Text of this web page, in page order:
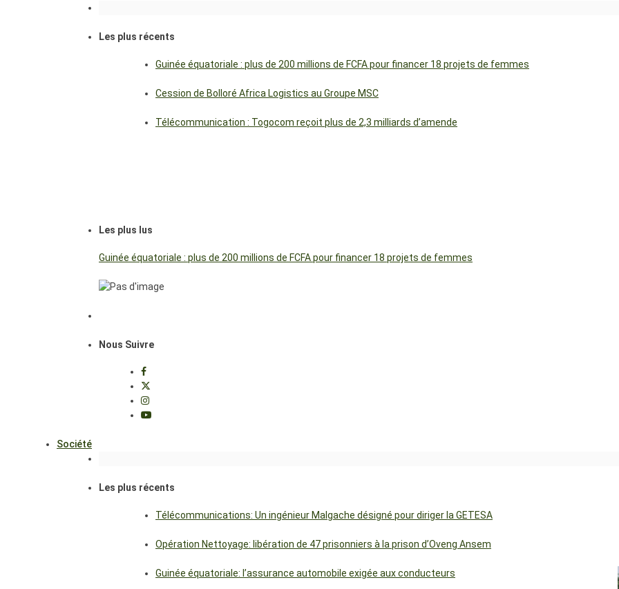
Les plus récents
Guinée équatoriale : plus de 200 millions de FCFA pour financer 18 projets de femmes
Cession de Bolloré Africa Logistics au Groupe MSC
Télécommunication : Togocom reçoit plus de 2,3 milliards d’amende
Les plus lus
Guinée équatoriale : plus de 200 millions de FCFA pour financer 18 projets de femmes
Nous Suivre
Société
Les plus récents
Télécommunications: Un ingénieur Malgache désigné pour diriger la GETESA
Opération Nettoyage: libération de 47 prisonniers à la prison d’Oveng Ansem
Guinée équatoriale: l’assurance automobile exigée aux conducteurs